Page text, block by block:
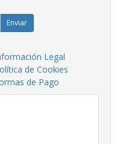
Enviar
Legal
de Cookies
de Pago